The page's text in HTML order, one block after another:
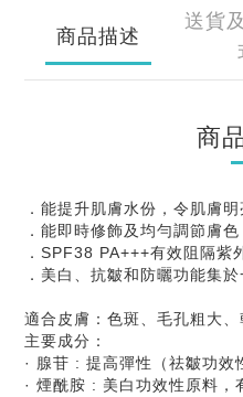
商品描述
送貨
商
．能提升肌膚水份，令肌膚
．能即時修飾及均勻調節膚
．SPF38 PA+++有效阻隔紫
．美白、抗皺和防曬功能集
適合皮膚：色斑、毛孔粗大
主要成分：
· 腺苷 : 提高彈性（祛皺功效
· 煙酰胺 : 美白功效性原料，